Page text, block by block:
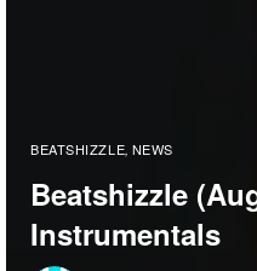
BEATSHIZZLE, NEWS
Beatshizzle
Instrumentals